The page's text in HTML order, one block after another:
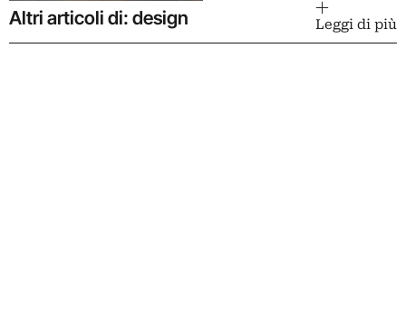
Altri articoli di: design Leggi di più